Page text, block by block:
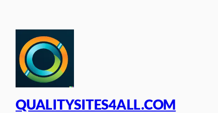
inhoud
QUALITYSITES4ALL.COM